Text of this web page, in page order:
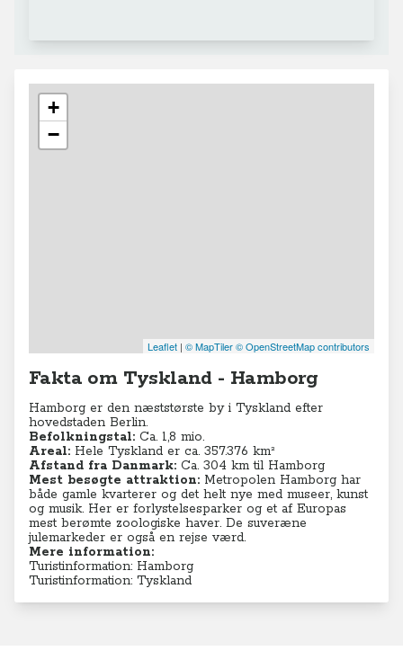
+
−
Leaflet | © MapTiler© OpenStreetMap contributors
Fakta om Tyskland - Hamborg
Hamborg er den næststørste by i Tyskland efter
hovedstaden Berlin.
Befolkningstal: Ca. 1,8 mio.
Areal: Hele Tyskland er ca. 357.376 km²
Afstand fra Danmark: Ca. 304 km til Hamborg
Mest besøgte attraktion: Metropolen Hamborg har
både gamle kvarterer og det helt nye med museer, kunst
og musik. Her er forlystelsesparker og et af Europas
mest berømte zoologiske haver. De suveræne
julemarkeder er også en rejse værd.
Mere information:
Turistinformation: Hamborg
Turistinformation: Tyskland